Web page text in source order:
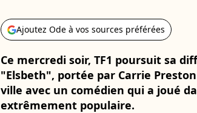
Ajoutez Ode à vos sources préférées
Ce mercredi soir, TF1 poursuit sa
"Elsbeth", portée par Carrie
ville avec un comédien qui a joué
extrêmement populaire.